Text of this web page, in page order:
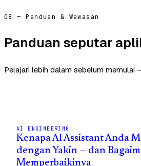
08 — Panduan & Wawasan
Panduan seputar
Pelajari lebih dalam sebelum memulai
AI ENGINEERING
Kenapa AI Assistant Anda
dengan Yakin — dan
Memperbaikinya